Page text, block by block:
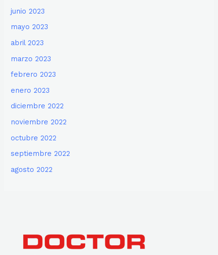
junio 2023
mayo 2023
abril 2023
marzo 2023
febrero 2023
enero 2023
diciembre 2022
noviembre 2022
octubre 2022
septiembre 2022
agosto 2022